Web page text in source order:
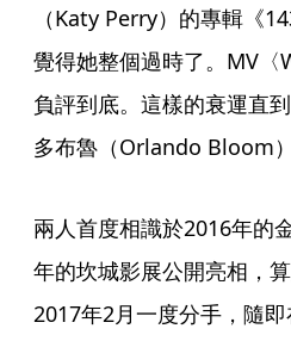
（Katy Perry）的專輯《
覺得她整個過時了。MV〈
負評到底。這樣的衰運直
多布魯（Orlando Bloom）
兩人首度相識於2016年的
年的坎城影展公開亮相，
2017年2月一度分手，隨